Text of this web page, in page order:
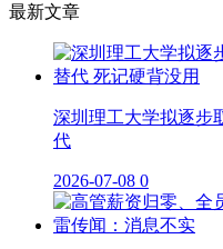
最新文章
深圳理工大学拟逐步
代
2026-07-08 0